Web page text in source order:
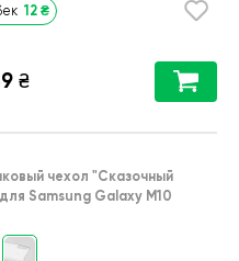
12 ₴
₴
чехол "Сказочный
для Samsung Galaxy M10